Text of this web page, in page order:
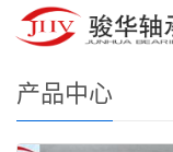
您的位置：网站首页
产品中心